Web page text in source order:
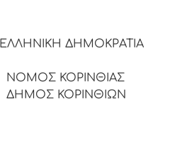
ΕΛΛΗΝΙΚΗ ΔΗΜΟΚΡΑΤΙΑ
ΝΟΜΟΣ ΚΟΡΙΝΘΙΑΣ
ΔΗΜΟΣ ΚΟΡΙΝΘΙΩΝ